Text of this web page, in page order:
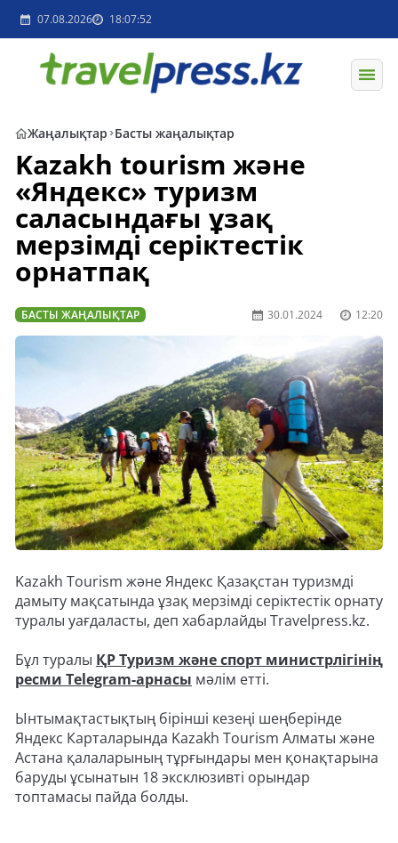
07.08.2026 18:07:52
Жаңалықтар Басты жаңалықтар
Kazakh tourism және
«Яндекс» туризм
саласындағы ұзақ
мерзімді серіктестік
орнатпақ
БАСТЫ ЖАҢАЛЫҚТАР 30.01.2024 12:20
Kazakh Tourism және Яндекс Қазақстан туризмді
дамыту мақсатында ұзақ мерзімді серіктестік орнату
туралы уағдаласты, деп хабарлайды Travelpress.kz.
Бұл туралы ҚР Туризм және спорт министрлігінің
ресми Telegram-арнасы мәлім етті.
Ынтымақтастықтың бірінші кезеңі шеңберінде
Яндекс Карталарында Kazakh Tourism Алматы және
Астана қалаларының тұрғындары мен қонақтарына
баруды ұсынатын 18 эксклюзивті орындар
топтамасы пайда болды.